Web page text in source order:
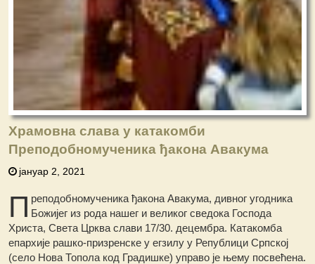
Храмовна слава у катакомби
Преподобномученика ђакона Авакума
јануар 2, 2021
П реподобномученика ђакона Авакума, дивног угодникa
Божијег из рода нашег и великог сведока Господа
Христа, Света Црква слави 17/30. децембра. Катакомба
епархије рашко-призренске у егзилу у Републици Српској
(село Нова Топола код Градишке) управо је њему посвећена.